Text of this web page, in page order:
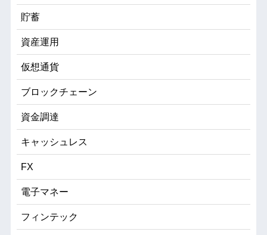
貯蓄
資産運用
仮想通貨
ブロックチェーン
資金調達
キャッシュレス
FX
電子マネー
フィンテック